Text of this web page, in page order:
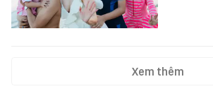
Xem thêm